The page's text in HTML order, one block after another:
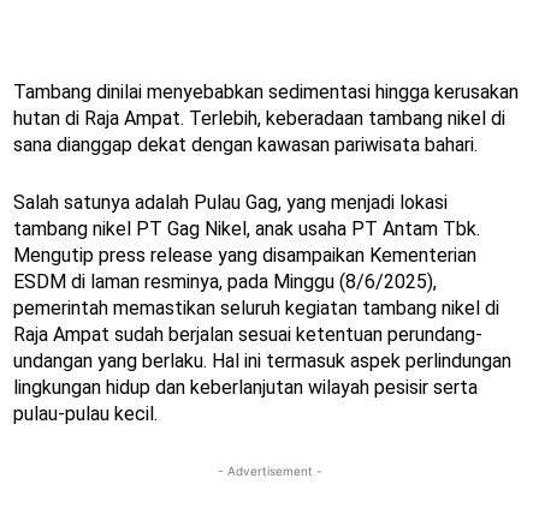
Tambang dinilai menyebabkan sedimentasi hingga kerusakan
hutan di Raja Ampat. Terlebih, keberadaan tambang nikel di
sana dianggap dekat dengan kawasan pariwisata bahari.
Salah satunya adalah Pulau Gag, yang menjadi lokasi
tambang nikel PT Gag Nikel, anak usaha PT Antam Tbk.
Mengutip press release yang disampaikan Kementerian
ESDM di laman resminya, pada Minggu (8/6/2025),
pemerintah memastikan seluruh kegiatan tambang nikel di
Raja Ampat sudah berjalan sesuai ketentuan perundang-
undangan yang berlaku. Hal ini termasuk aspek perlindungan
lingkungan hidup dan keberlanjutan wilayah pesisir serta
pulau-pulau kecil.
- Advertisement -